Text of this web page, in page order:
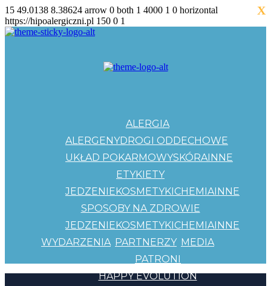
15 49.0138 8.38624 arrow 0 both 1 4000 1 0 horizontal
https://hipoalergiczni.pl 150 0 1
ALERGIA
ALERGENYDROGI ODDECHOWE
UKŁAD POKARMOWYSKÓRAINNE
ETYKIETY
JEDZENIEKOSMETYKICHEMIAINNE
SPOSOBY NA ZDROWIE
JEDZENIEKOSMETYKICHEMIAINNE
WYDARZENIA PARTNERZY
PATRONI
MEDIA
HAPPY EVOLUTION
X